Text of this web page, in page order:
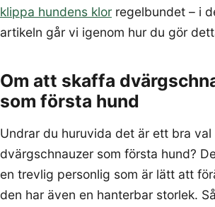
klippa hundens klor regelbundet – i
artikeln går vi igenom hur du gör
Om att skaffa
som första hund
Undrar du huruvida det är ett bra
dvärgschnauzer som första hund?
en trevlig personlig som är lätt att
den har även en hanterbar storlek.